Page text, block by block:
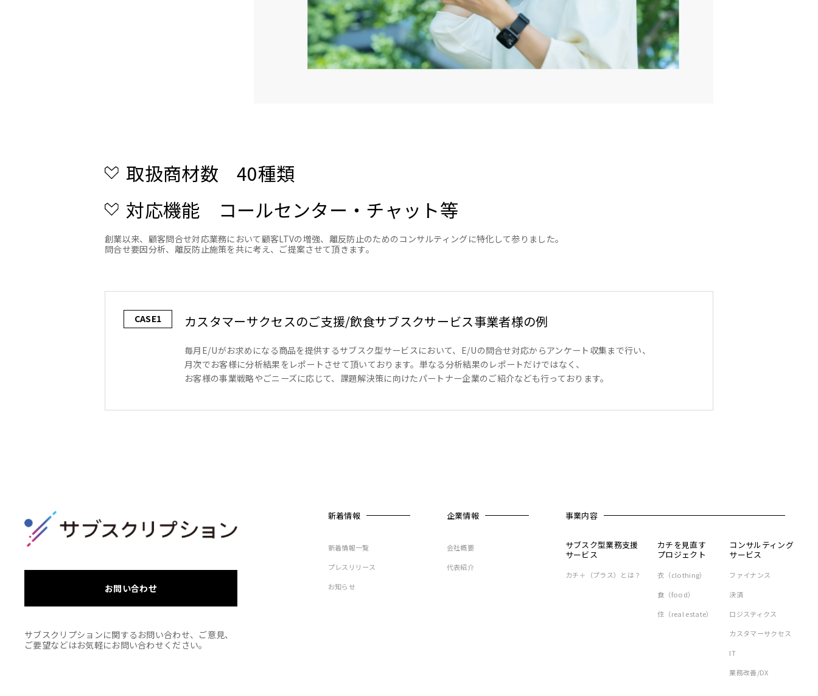
取扱商材数 40種類
対応機能 コールセンター・チャット等
創業以来、顧客問合せ対応業務において顧客LTVの増強、離反防止のためのコンサルティングに特化して参りました。
問合せ要因分析、離反防止施策を共に考え、ご提案させて頂きます。
CASE1 カスタマーサクセスのご支援/飲食サブスクサービス事業者様の例
毎月E/Uがお求めになる商品を提供するサブスク型サービスにおいて、E/Uの問合せ対応からアンケート収集まで行い、
月次でお客様に分析結果をレポートさせて頂いております。単なる分析結果のレポートだけではなく、
お客様の事業戦略やごニーズに応じて、課題解決策に向けたパートナー企業のご紹介なども行っております。
お問い合わせ
サブスクリプションに関するお問い合わせ、ご意見、
ご要望などはお気軽にお問い合わせください。
新着情報
新着情報一覧
プレスリリース
お知らせ
企業情報
会社概要
代表紹介
事業内容
サブスク型業務支援
サービス
カチ＋（プラス）とは？
カチを見直す
プロジェクト
衣（clothing）
食（food）
住（real estate）
コンサルティング
サービス
ファイナンス
決済
ロジスティクス
カスタマーサクセス
IT
業務改善/DX